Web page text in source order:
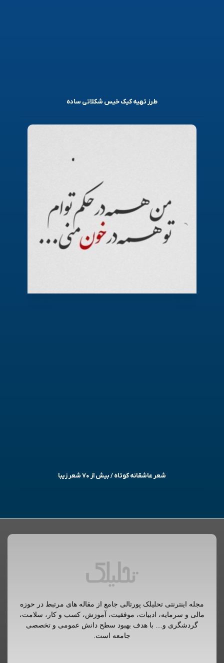
طرز تهیه کیک خیس شکلاتی ساده
شعر عاشقانه کوتاه / بیش از ۷۰ شعر زیبا
مجله اینترنتی تحلیلک پورتالی جامع از مقاله های مرتبط در حوزه
مالی و سرمایه، ادبیات، موفقیت، آموزش، کسب و کار، سلامت،
گردشگری و… با هدف بهبود سطح دانش عمومی و تخصصی
جامعه است.